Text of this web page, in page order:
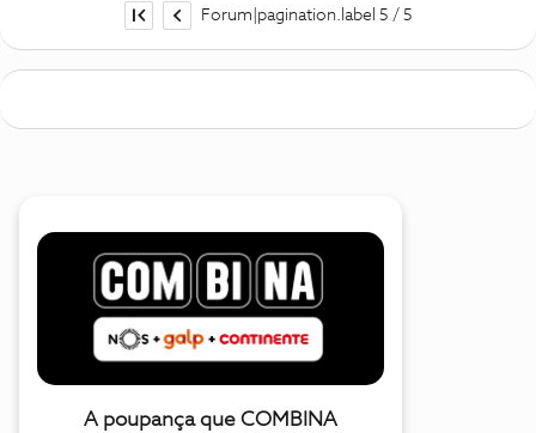
Forum|pagination.label 5 / 5
A poupança que COMBINA